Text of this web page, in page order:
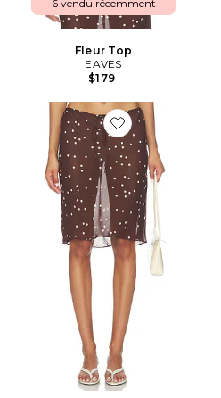
6 vendu récemment
Fleur Top
EAVES
$179
Favorite JUPE